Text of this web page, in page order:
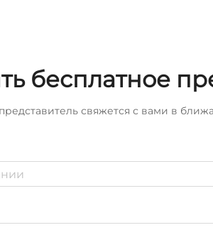
бесплатное
свяжется с вами в